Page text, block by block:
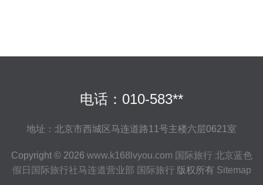
电话：010-583**
地址：北京市西城区马连道路11号主楼六层0621室
Copyright © 2026 www.k168lvyou.com 国际旅行 北京蓝色
假日国际旅行社马连道营业部 国际旅行 版权所有 Sitemap